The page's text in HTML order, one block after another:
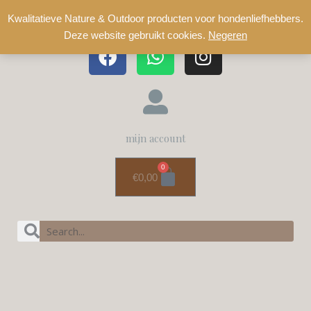
Kwalitatieve Nature & Outdoor producten voor hondenliefhebbers.
Deze website gebruikt cookies. Negeren
mijn account
€0,00
0